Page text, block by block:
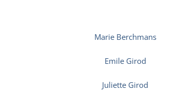
Marie Berchmans
Emile Girod
Juliette Girod